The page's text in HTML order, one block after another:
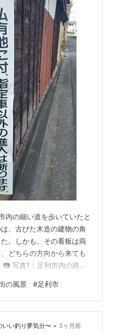
内の細い道を歩いていたと
、古びた木造の建物の角
。しかも、その看板は両
どちらの方向から来ても
写真1：足利市内の路地
進入は断ります。」 一
ります」という表現が、
。 「断ります」が持つ響
。「ここは私有地なの
の風景 #足利市
い釣り夢気分〜 • 3ヶ月前